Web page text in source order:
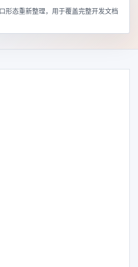
形态重新整理，用于覆盖完整开发文档